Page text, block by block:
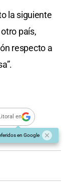
la siguiente
país,
respecto a
en
en Google